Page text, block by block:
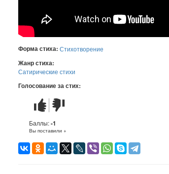
Форма стиха: Стихотворение
Жанр стиха:
Сатирические стихи
Голосование за стих:
Стих
понравился
Стих
не
понравился
Баллы:-1
Вы поставили +